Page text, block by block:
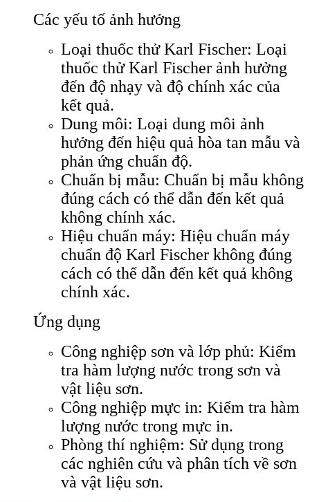
Các yếu tố ảnh hưởng
Loại thuốc thử Karl Fischer: Loại
thuốc thử Karl Fischer ảnh hưởng
đến độ nhạy và độ chính xác của
kết quả.
Dung môi: Loại dung môi ảnh
hưởng đến hiệu quả hòa tan mẫu và
phản ứng chuẩn độ.
Chuẩn bị mẫu: Chuẩn bị mẫu không
đúng cách có thể dẫn đến kết quả
không chính xác.
Hiệu chuẩn máy: Hiệu chuẩn máy
chuẩn độ Karl Fischer không đúng
cách có thể dẫn đến kết quả không
chính xác.
Ứng dụng
Công nghiệp sơn và lớp phủ: Kiểm
tra hàm lượng nước trong sơn và
vật liệu sơn.
Công nghiệp mực in: Kiểm tra hàm
lượng nước trong mực in.
Phòng thí nghiệm: Sử dụng trong
các nghiên cứu và phân tích về sơn
và vật liệu sơn.